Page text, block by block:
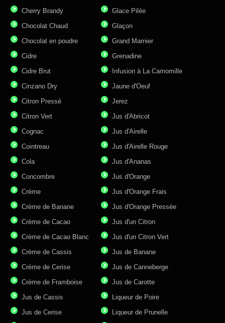
Cherry Brandy
Chocolat Chaud
Chocolat en poudre
Cidre
Cidre Brut
Cinzano Dry
Citron Pressé
Citron Vert
Cognac
Cointreau
Cola
Concombre
Crème
Crème de Banane
Crème de Cacao
Crème de Cacao Blanc
Crème de Cassis
Crème de Cerise
Crème de Framboise
Glace Pilée
Glaçon
Grand Marnier
Grenadine
Infusion à La Camomille
Jaune d'Oeuf
Jerez
Jus d'Abricot
Jus d'Airelle
Jus d'Airelle Rouge
Jus d'Ananas
Jus d'Orange
Jus d'Orange Frais
Jus d'Orange Pressée
Jus d'un Citron
Jus d'un Citron Vert
Jus de Banane
Jus de Canneberge
Jus de Carotte
Jus de Cassis
Jus de Cerise
Liqueur de Poire
Liqueur de Prunelle